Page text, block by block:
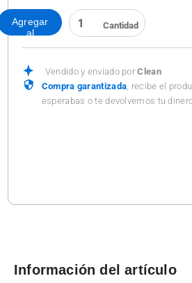
ESPONJA
CENTELLA
Agregar
al
Vendido y enviado porClean
Compra garantizada , recibe el
esperabas o te devolvemos tu
Información del artículo